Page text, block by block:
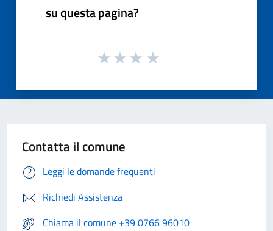
su questa pagina?
Contatta il comune
Leggi le domande frequenti
Richiedi Assistenza
Chiama il comune +39 0766 96010